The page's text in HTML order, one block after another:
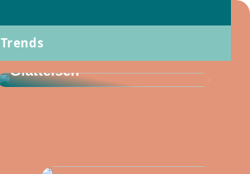
Trends
Stylen Sie Ihr Haar diesen
Glätteisen